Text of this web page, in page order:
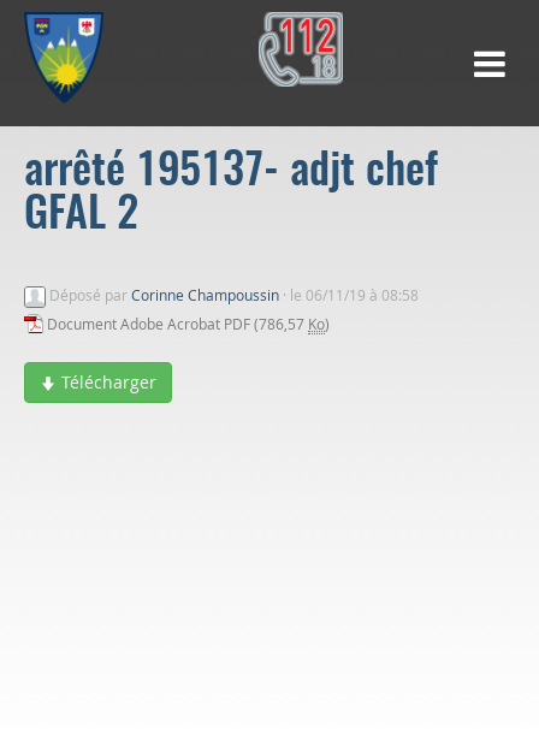
arrêté 195137- adjt chef
GFAL 2
Déposé parCorinne Champoussin · le 06/11/19 à 08:58
Document Adobe Acrobat PDF (786,57 Ko)
Télécharger